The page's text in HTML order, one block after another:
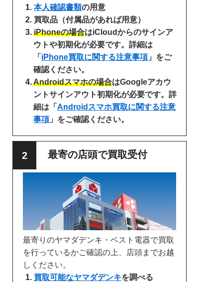
本人確認書類の用意
買取品（付属品があれば用意）
iPhoneの場合はiCloudからのサインア
ウトや初期化が必要です。詳細は
「 iPhone買取に関する注意事項 」をご
確認ください。
Androidスマホの場合はGoogleアカウ
ントサインアウト初期化が必要です。詳
細は「 Androidスマホ買取に関する注意
事項 」をご確認ください。
最寄の店頭で買取受付
最寄りのヤマダデンキ・ベスト電器で買取
を行っているかご確認の上、店頭までお越
しください。
買取可能なヤマダデンキを調べる